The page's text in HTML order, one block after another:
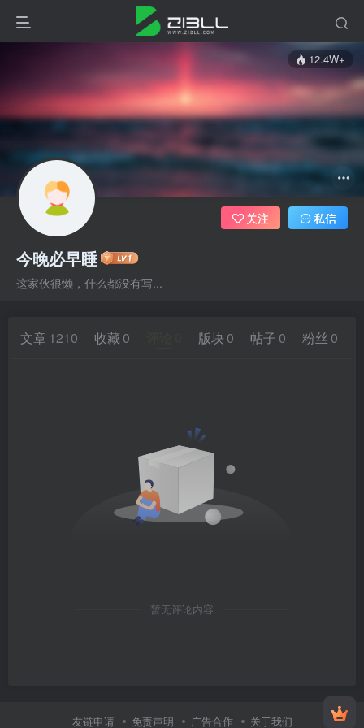
12.4W+
今晚必早睡
这家伙很懒，什么都没有写...
关注 私信
文章 1210 收藏 0 版块 0 帖子 0 粉丝 0
暂无评论内容
友链申请 免责声明 广告合作 关于我们